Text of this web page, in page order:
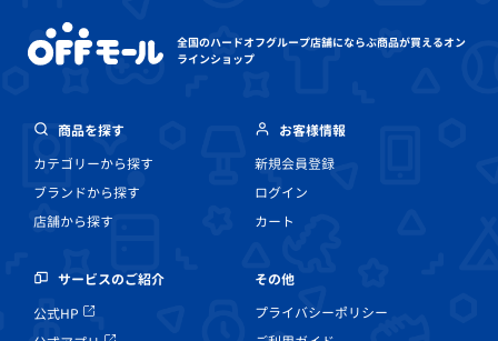
全国のハードオフグループ店舗にならぶ商品が買えるオン
ラインショップ
商品を探す
カテゴリーから探す
ブランドから探す
店舗から探す
お客様情報
新規会員登録
ログイン
カート
サービスのご紹介
公式HP
その他
プライバシーポリシー